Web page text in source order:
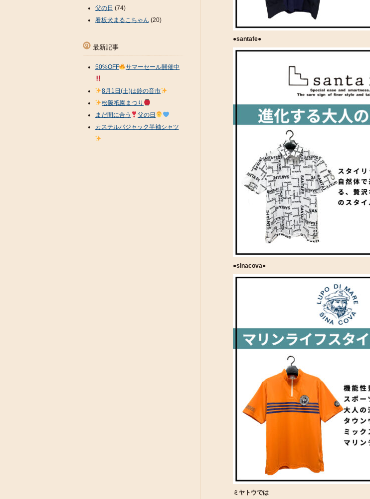
●santafe●
●sinacova●
ミヤトウでは
父の日 (74)
看板犬まるこちゃん (20)
最新記事
50%OFF サマーセール開催中
8月1日(土)は鈴の音市
松阪祇園まつり
まだ間に合う
父の日
カステルバジャック半袖シャツ